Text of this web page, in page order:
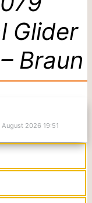
Glider
Braun
2026 19:51